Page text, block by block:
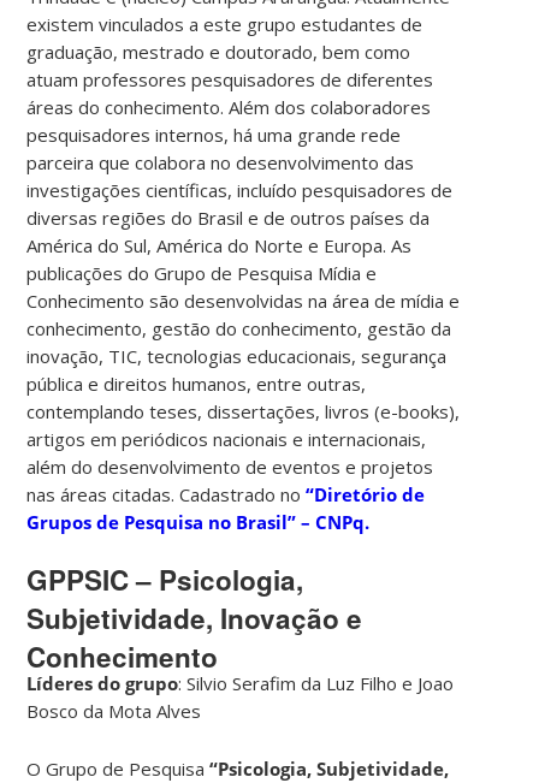
existem vinculados a este grupo estudantes de
graduação, mestrado e doutorado, bem como
atuam professores pesquisadores de diferentes
áreas do conhecimento. Além dos colaboradores
pesquisadores internos, há uma grande rede
parceira que colabora no desenvolvimento das
investigações científicas, incluído pesquisadores de
diversas regiões do Brasil e de outros países da
América do Sul, América do Norte e Europa. As
publicações do Grupo de Pesquisa Mídia e
Conhecimento são desenvolvidas na área de mídia e
conhecimento, gestão do conhecimento, gestão da
inovação, TIC, tecnologias educacionais, segurança
pública e direitos humanos, entre outras,
contemplando teses, dissertações, livros (e-books),
artigos em periódicos nacionais e internacionais,
além do desenvolvimento de eventos e projetos
nas áreas citadas. Cadastrado no“Diretório de
Grupos de Pesquisa no Brasil” – CNPq.
GPPSIC – Psicologia,
Subjetividade, Inovação e
Conhecimento
Líderes do grupo: Silvio Serafim da Luz Filho e Joao
Bosco da Mota Alves
O Grupo de Pesquisa“Psicologia, Subjetividade,